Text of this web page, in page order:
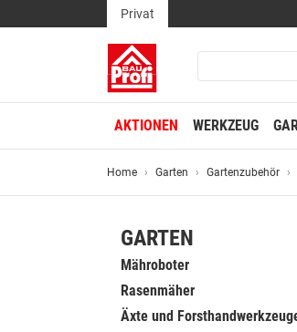
Privat
AKTIONEN WERKZEUG
Home Garten Gartenzubehör
GARTEN
Mähroboter
Rasenmäher
Äxte und